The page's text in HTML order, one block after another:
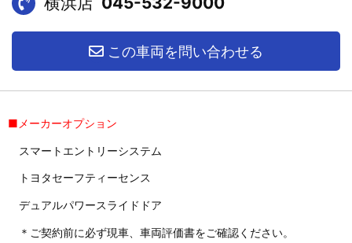
この車両を問い合わせる
■メーカーオプション
スマートエントリーシステム
トヨタセーフティーセンス
デュアルパワースライドドア
＊ご契約前に必ず現車、車両評価書をご確認ください。